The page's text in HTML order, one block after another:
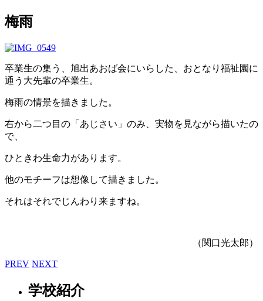
梅雨
卒業生の集う、旭出あおば会にいらした、おとなり福祉園に
通う大先輩の卒業生。
梅雨の情景を描きました。
右から二つ目の「あじさい」のみ、実物を見ながら描いたの
で、
ひときわ生命力があります。
他のモチーフは想像して描きました。
それはそれでじんわり来ますね。
（関口光太郎）
PREV NEXT
学校紹介